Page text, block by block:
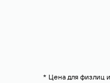
* Цена для физлиц